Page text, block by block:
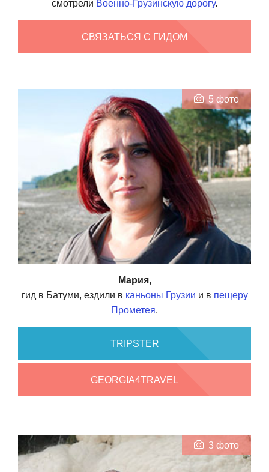
смотрели Военно-Грузинскую дорогу.
СВЯЗАТЬСЯ С ГИДОМ
5 фото
Мария,
гид в Батуми, ездили в каньоны Грузии и в пещеру
Прометея.
TRIPSTER
GEORGIA4TRAVEL
3 фото